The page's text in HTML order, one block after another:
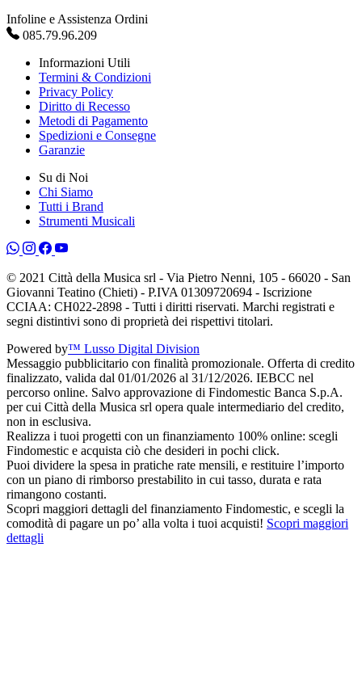
Infoline e Assistenza Ordini
085.79.96.209
Informazioni Utili
Termini & Condizioni
Privacy Policy
Diritto di Recesso
Metodi di Pagamento
Spedizioni e Consegne
Garanzie
Su di Noi
Chi Siamo
Tutti i Brand
Strumenti Musicali
© 2021 Città della Musica srl - Via Pietro Nenni, 105 - 66020 - San
Giovanni Teatino (Chieti) - P.IVA 01309720694 - Iscrizione
CCIAA: CH022-2898 - Tutti i diritti riservati. Marchi registrati e
segni distintivi sono di proprietà dei rispettivi titolari.
Powered by™ Lusso Digital Division
Messaggio pubblicitario con finalità promozionale. Offerta di credito
finalizzato, valida dal 01/01/2026 al 31/12/2026. IEBCC nel
percorso online. Salvo approvazione di Findomestic Banca S.p.A.
per cui Città della Musica srl opera quale intermediario del credito,
non in esclusiva.
Realizza i tuoi progetti con un finanziamento 100% online: scegli
Findomestic e acquista ciò che desideri in pochi click.
Puoi dividere la spesa in pratiche rate mensili, e restituire l’importo
con un piano di rimborso prestabilito in cui tasso, durata e rata
rimangono costanti.
Scopri maggiori dettagli del finanziamento Findomestic, e scegli la
comodità di pagare un po’ alla volta i tuoi acquisti! Scopri maggiori
dettagli